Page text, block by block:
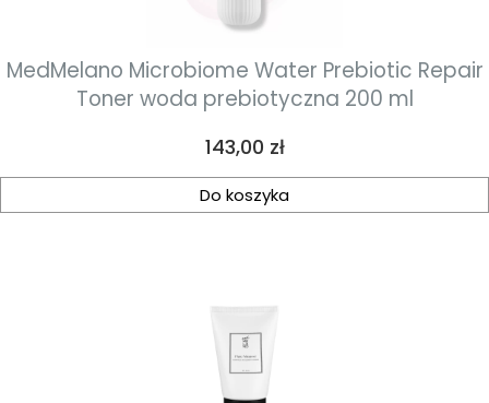
MedMelano Microbiome Water Prebiotic Repair
Toner woda prebiotyczna 200 ml
Cena
143,00 zł
Do koszyka